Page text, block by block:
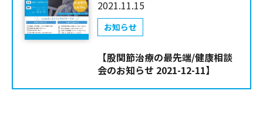
2021.11.15
お知らせ
【股関節治療の最先端/健康相談
会のお知らせ 2021-12-11】